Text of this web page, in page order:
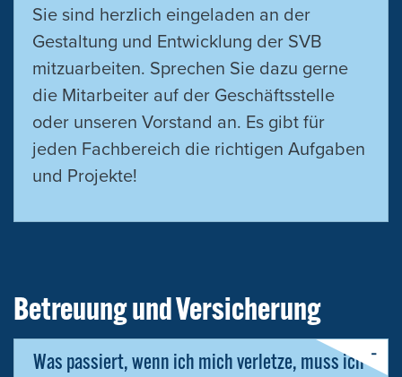
Sie sind herzlich eingeladen an der
Gestaltung und Entwicklung der SVB
mitzuarbeiten. Sprechen Sie dazu gerne
die Mitarbeiter auf der Geschäftsstelle
oder unseren Vorstand an. Es gibt für
jeden Fachbereich die richtigen Aufgaben
und Projekte!
Betreuung und Versicherung
Was passiert, wenn ich mich verletze, muss ich